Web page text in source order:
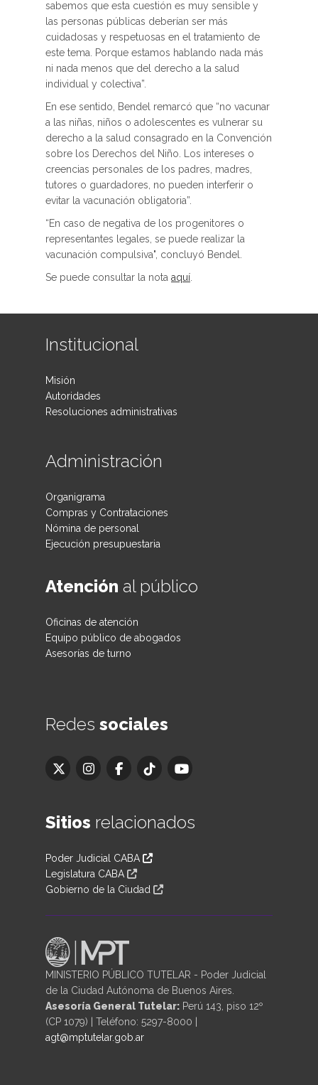
sabemos que esta cuestión es muy sensible y
las personas públicas deberían ser más
cuidadosas y respetuosas en el tratamiento de
este tema. Porque estamos hablando nada más
ni nada menos que del derecho a la salud
individual y colectiva”.
En ese sentido, Bendel remarcó que “no vacunar
a las niñas, niños o adolescentes es vulnerar su
derecho a la salud consagrado en la Convención
sobre los Derechos del Niño. Los intereses o
creencias personales de los padres, madres,
tutores o guardadores, no pueden interferir o
evitar la vacunación obligatoria”.
“En caso de negativa de los progenitores o
representantes legales, se puede realizar la
vacunación compulsiva", concluyó Bendel.
Se puede consultar la nota aquí
Institucional
Misión
Autoridades
Resoluciones administrativas
Administración
Organigrama
Compras y Contrataciones
Nómina de personal
Ejecución presupuestaria
Atención al público
Oficinas de atención
Equipo público de abogados
Asesorías de turno
Redes sociales
Sitios relacionados
Poder Judicial CABA
Legislatura CABA
Gobierno de la Ciudad
MINISTERIO PÚBLICO TUTELAR - Poder Judicial
de la Ciudad Autónoma de Buenos Aires.
Asesoría General Tutelar: Perú 143, piso 12º
(CP 1079) | Teléfono: 5297-8000 |
agt@mptutelar.gob.ar